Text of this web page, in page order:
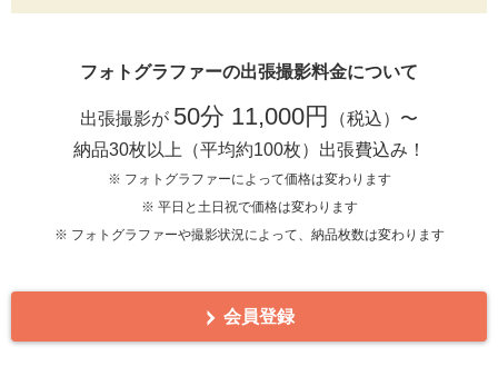
フォトグラファーの出張撮影料金について
出張撮影が 50分 11,000円
（税込）〜
納品30枚以上（平均約100枚）出張費込み！
※ フォトグラファーによって価格は変わります
※ 平日と土日祝で価格は変わります
※ フォトグラファーや撮影状況によって、納品枚数は変わります
会員登録